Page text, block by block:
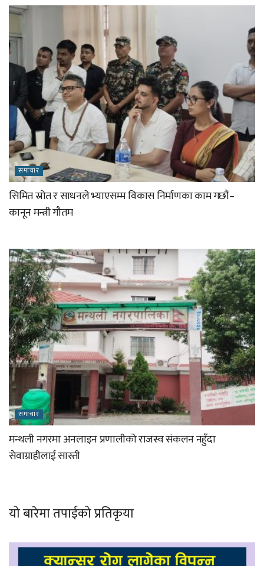
समाचार
सिमित स्रोत र साधनले भ्याएसम्म विकास निर्माणका काम गछौं–
कानून मन्त्री गौतम
समाचार
मन्थली नगरमा अनलाइन प्रणालीको राजस्व संकलन नहुँदा
सेवाग्राहीलाई सास्ती
यो बारेमा तपाईको प्रतिकृया